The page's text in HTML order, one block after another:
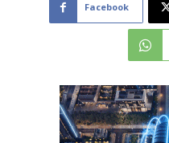
Facebook